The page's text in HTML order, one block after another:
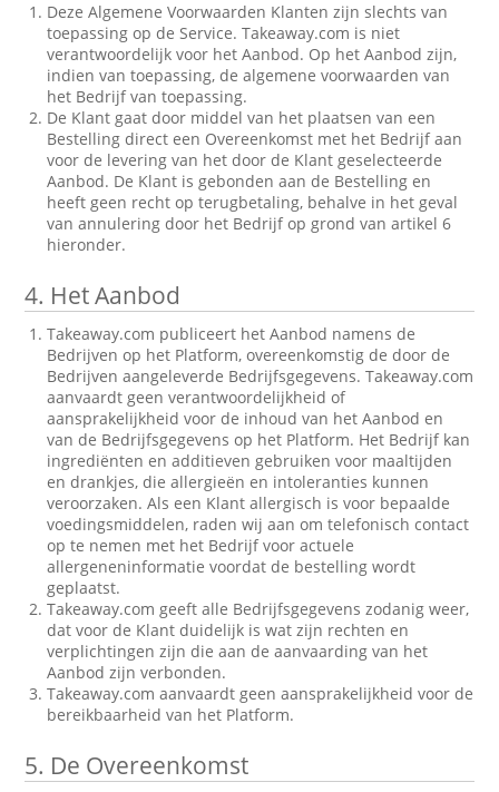
Deze Algemene Voorwaarden Klanten zijn slechts van
toepassing op de Service. Takeaway.com is niet
verantwoordelijk voor het Aanbod. Op het Aanbod zijn,
indien van toepassing, de algemene voorwaarden van
het Bedrijf van toepassing.
De Klant gaat door middel van het plaatsen van een
Bestelling direct een Overeenkomst met het Bedrijf aan
voor de levering van het door de Klant geselecteerde
Aanbod. De Klant is gebonden aan de Bestelling en
heeft geen recht op terugbetaling, behalve in het geval
van annulering door het Bedrijf op grond van artikel 6
hieronder.
4. Het Aanbod
Takeaway.com publiceert het Aanbod namens de
Bedrijven op het Platform, overeenkomstig de door de
Bedrijven aangeleverde Bedrijfsgegevens. Takeaway.com
aanvaardt geen verantwoordelijkheid of
aansprakelijkheid voor de inhoud van het Aanbod en
van de Bedrijfsgegevens op het Platform. Het Bedrijf kan
ingrediënten en additieven gebruiken voor maaltijden
en drankjes, die allergieën en intoleranties kunnen
veroorzaken. Als een Klant allergisch is voor bepaalde
voedingsmiddelen, raden wij aan om telefonisch contact
op te nemen met het Bedrijf voor actuele
allergeneninformatie voordat de bestelling wordt
geplaatst.
Takeaway.com geeft alle Bedrijfsgegevens zodanig weer,
dat voor de Klant duidelijk is wat zijn rechten en
verplichtingen zijn die aan de aanvaarding van het
Aanbod zijn verbonden.
Takeaway.com aanvaardt geen aansprakelijkheid voor de
bereikbaarheid van het Platform.
5. De Overeenkomst